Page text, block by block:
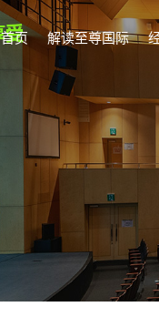
首页 解读至尊国际